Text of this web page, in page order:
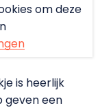
om deze
is heerlijk
een